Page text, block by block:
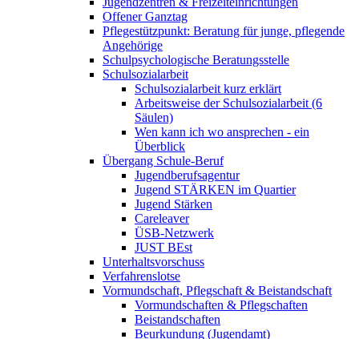
Offener Ganztag
Pflegestützpunkt: Beratung für junge, pflegende
Angehörige
Schulpsychologische Beratungsstelle
Schulsozialarbeit
Schulsozialarbeit kurz erklärt
Arbeitsweise der Schulsozialarbeit (6
Säulen)
Wen kann ich wo ansprechen - ein
Überblick
Übergang Schule-Beruf
Jugendberufsagentur
Jugend STÄRKEN im Quartier
Jugend Stärken
Careleaver
ÜSB-Netzwerk
JUST BEst
Unterhaltsvorschuss
Verfahrenslotse
Vormundschaft, Pflegschaft & Beistandschaft
Vormundschaften & Pflegschaften
Beistandschaften
Beurkundung (Jugendamt)